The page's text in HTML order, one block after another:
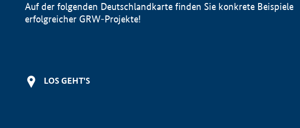
Auf der folgenden Deutschlandkarte finden Sie konkrete Beispiele
erfolgreicher GRW-Projekte!
LOS GEHT'S